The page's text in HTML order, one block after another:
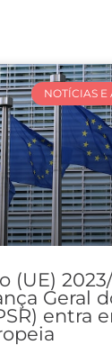
NOTÍCIAS
(UE)
Geral
entra